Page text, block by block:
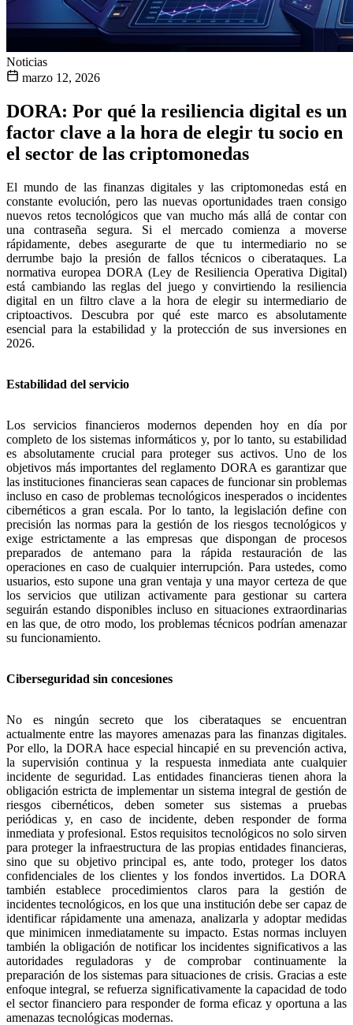
Noticias
marzo 12, 2026
DORA: Por qué la resiliencia digital es un
factor clave a la hora de elegir tu socio en
el sector de las criptomonedas
El mundo de las finanzas digitales y las criptomonedas está en
constante evolución, pero las nuevas oportunidades traen consigo
nuevos retos tecnológicos que van mucho más allá de contar con
una contraseña segura. Si el mercado comienza a moverse
rápidamente, debes asegurarte de que tu intermediario no se
derrumbe bajo la presión de fallos técnicos o ciberataques. La
normativa europea DORA (Ley de Resiliencia Operativa Digital)
está cambiando las reglas del juego y convirtiendo la resiliencia
digital en un filtro clave a la hora de elegir su intermediario de
criptoactivos. Descubra por qué este marco es absolutamente
esencial para la estabilidad y la protección de sus inversiones en
2026.
Estabilidad del servicio
Los servicios financieros modernos dependen hoy en día por
completo de los sistemas informáticos y, por lo tanto, su estabilidad
es absolutamente crucial para proteger sus activos. Uno de los
objetivos más importantes del reglamento DORA es garantizar que
las instituciones financieras sean capaces de funcionar sin problemas
incluso en caso de problemas tecnológicos inesperados o incidentes
cibernéticos a gran escala. Por lo tanto, la legislación define con
precisión las normas para la gestión de los riesgos tecnológicos y
exige estrictamente a las empresas que dispongan de procesos
preparados de antemano para la rápida restauración de las
operaciones en caso de cualquier interrupción. Para ustedes, como
usuarios, esto supone una gran ventaja y una mayor certeza de que
los servicios que utilizan activamente para gestionar su cartera
seguirán estando disponibles incluso en situaciones extraordinarias
en las que, de otro modo, los problemas técnicos podrían amenazar
su funcionamiento.
Ciberseguridad sin concesiones
No es ningún secreto que los ciberataques se encuentran
actualmente entre las mayores amenazas para las finanzas digitales.
Por ello, la DORA hace especial hincapié en su prevención activa,
la supervisión continua y la respuesta inmediata ante cualquier
incidente de seguridad. Las entidades financieras tienen ahora la
obligación estricta de implementar un sistema integral de gestión de
riesgos cibernéticos, deben someter sus sistemas a pruebas
periódicas y, en caso de incidente, deben responder de forma
inmediata y profesional. Estos requisitos tecnológicos no solo sirven
para proteger la infraestructura de las propias entidades financieras,
sino que su objetivo principal es, ante todo, proteger los datos
confidenciales de los clientes y los fondos invertidos. La DORA
también establece procedimientos claros para la gestión de
incidentes tecnológicos, en los que una institución debe ser capaz de
identificar rápidamente una amenaza, analizarla y adoptar medidas
que minimicen inmediatamente su impacto. Estas normas incluyen
también la obligación de notificar los incidentes significativos a las
autoridades reguladoras y de comprobar continuamente la
preparación de los sistemas para situaciones de crisis. Gracias a este
enfoque integral, se refuerza significativamente la capacidad de todo
el sector financiero para responder de forma eficaz y oportuna a las
amenazas tecnológicas modernas.